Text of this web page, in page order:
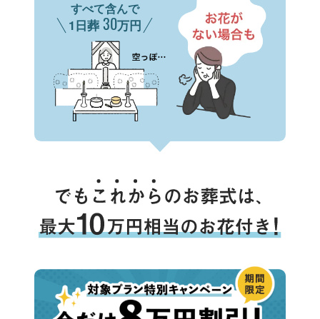
すべて含んで
1日葬 30万円